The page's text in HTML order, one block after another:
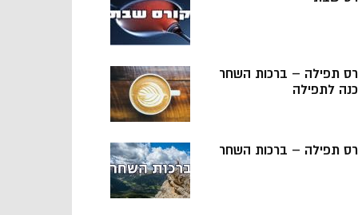
תפילה – ברכות השחר
לתפילה
תפילה – ברכות השחר